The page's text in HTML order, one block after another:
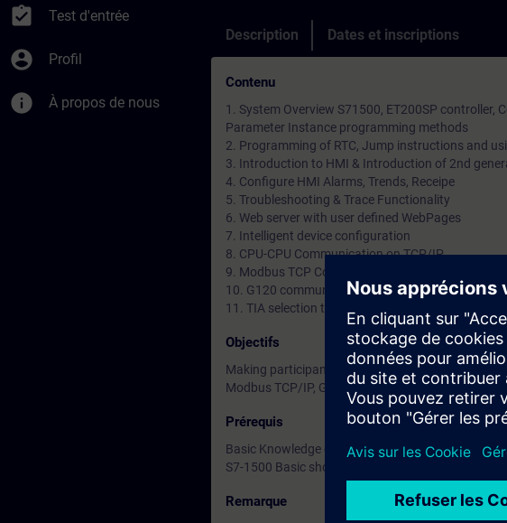
assignment_turned_in Test d'entrée
account_circle Profil
info À propos de nous
Description Dates et inscriptions
Contenu
1. System Overview S71500, ET200SP controller,
Parameter Instance programming methods
2. Programming of RTC, Jump instructions and
3. Introduction to HMI & Introduction of 2nd
4. Configure HMI Alarms, Trends, Receipe
5. Troubleshooting & Trace Functionality
6. Web server with user defined WebPages
7. Intelligent device configuration
8. CPU-CPU Communication on TCP/IP
9. Modbus TCP Communication, Modbus RTU
10. G120 communication with S7-1500 using
11. TIA selection tool
Objectifs
Making participants familiar/work with SIMATIC
Modbus TCP/IP, G120 drive Integration.
Prérequis
Basic Knowledge of Automation technology/relay
S7-1500 Basic should be attended.
Remarque